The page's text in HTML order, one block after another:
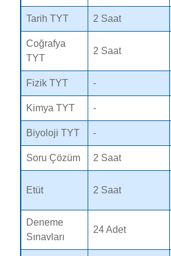
Tarih TYT 2 Saat
Coğrafya
TYT
2 Saat
Fizik TYT -
Kimya TYT -
Biyoloji TYT -
Soru Çözüm 2 Saat
Etüt 2 Saat
Deneme
Sınavları
24 Adet